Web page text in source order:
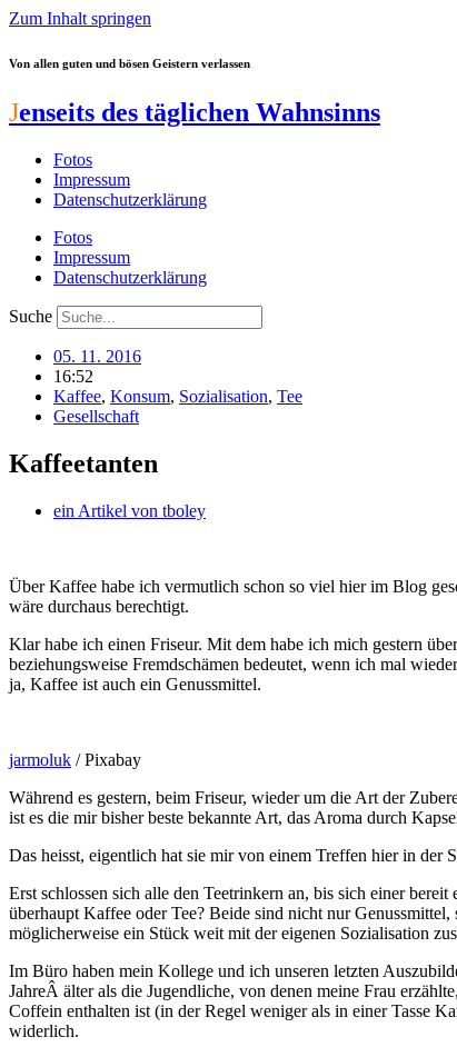
Zum Inhalt springen
Von allen guten und bösen Geistern verlassen
Jenseits des täglichen Wahnsinns
Fotos
Impressum
Datenschutzerklärung
Fotos
Impressum
Datenschutzerklärung
Suche
05. 11. 2016
16:52
Kaffee, Konsum, Sozialisation, Tee
Gesellschaft
Kaffeetanten
ein Artikel von tboley
Über Kaffee habe ich vermutlich schon so viel hier im Blog
wäre durchaus berechtigt.
Klar habe ich einen Friseur. Mit dem habe ich mich gestern
beziehungsweise Fremdschämen bedeutet, wenn ich mal
ja, Kaffee ist auch ein Genussmittel.
jarmoluk / Pixabay
Während es gestern, beim Friseur, wieder um die Art der
ist es die mir bisher beste bekannte Art, das Aroma durch
Das heisst, eigentlich hat sie mir von einem Treffen hier in
Erst schlossen sich alle den Teetrinkern an, bis sich einer
überhaupt Kaffee oder Tee? Beide sind nicht nur
möglicherweise ein Stück weit mit der eigenen Sozialisation
Im Büro haben mein Kollege und ich unseren letzten
JahreÂ älter als die Jugendliche, von denen meine Frau
Coffein enthalten ist (in der Regel weniger als in einer Tasse
widerlich.